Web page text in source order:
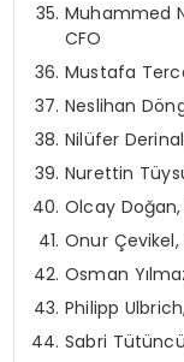
Muhammed
CFO
Mustafa
Neslihan
Nilüfer
Nurettin
Olcay Doğan,
Onur Çevikel,
Osman
Philipp
Sabri